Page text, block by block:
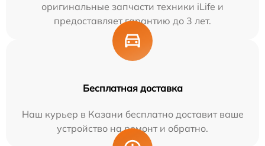
оригинальные запчасти техники iLife и
предоставляет гарантию до 3 лет.
Бесплатная доставка
Наш курьер в Казани бесплатно доставит ваше
устройство на ремонт и обратно.